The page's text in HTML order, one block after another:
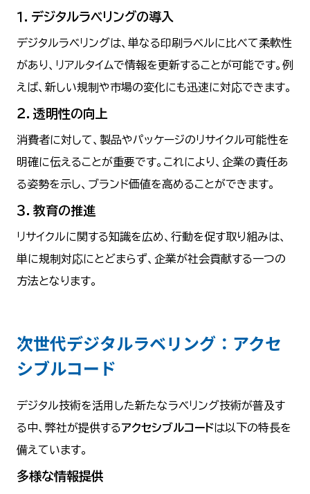
１．デジタルラベリングの導入
デジタルラベリングは、単なる印刷ラベルに比べて柔軟性
があり、リアルタイムで情報を更新することが可能です。例
えば、新しい規制や市場の変化にも迅速に対応できます。
２．透明性の向上
消費者に対して、製品やパッケージのリサイクル可能性を
明確に伝えることが重要です。これにより、企業の責任あ
る姿勢を示し、ブランド価値を高めることができます。
３．教育の推進
リサイクルに関する知識を広め、行動を促す取り組みは、
単に規制対応にとどまらず、企業が社会貢献する一つの
方法となります。
次世代デジタルラベリング：アクセ
シブルコード
デジタル技術を活用した新たなラベリング技術が普及す
る中、弊社が提供するアクセシブルコードは以下の特長を
備えています。
多様な情報提供